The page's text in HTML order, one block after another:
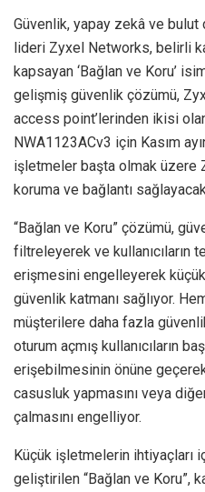
Güvenlik, yapay zekâ ve
lideri Zyxel Networks, belirli
kapsayan ‘Bağlan ve Koru’
gelişmiş güvenlik çözümü,
access point’lerinden ikisi
NWA1123ACv3 için Kasım
işletmeler başta olmak üzere
koruma ve bağlantı
“Bağlan ve Koru” çözümü,
filtreleyerek ve kullanıcıların
erişmesini engelleyerek
güvenlik katmanı sağlıyor.
müşterilere daha fazla
oturum açmış kullanıcıların
erişebilmesinin önüne
casusluk yapmasını veya
çalmasını engelliyor.
Küçük işletmelerin ihtiyaçları
geliştirilen “Bağlan ve Koru”,